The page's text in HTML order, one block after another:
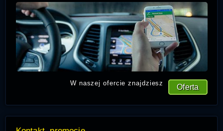
Oferta
W naszej ofercie znajdziesz